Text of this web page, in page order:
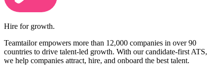
Hire for growth.
Teamtailor empowers more than 12,000 companies in over 90
countries to drive talent-led growth. With our candidate-first ATS,
we help companies attract, hire, and onboard the best talent.